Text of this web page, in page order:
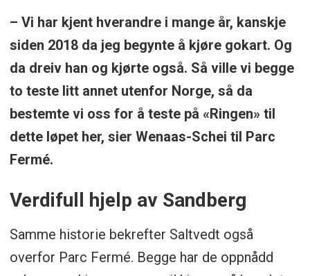
– Vi har kjent hverandre i mange år, kanskje
siden 2018 da jeg begynte å kjøre gokart. Og
da dreiv han og kjørte også. Så ville vi begge
to teste litt annet utenfor Norge, så da
bestemte vi oss for å teste på «Ringen» til
dette løpet her, sier Wenaas-Schei til Parc
Fermé.
Verdifull hjelp av Sandberg
Samme historie bekrefter Saltvedt også
overfor Parc Fermé. Begge har de oppnådd